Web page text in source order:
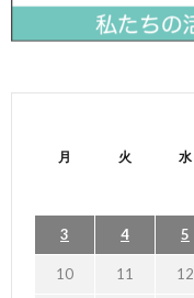
月 火 水
3 4 5
10 11 12